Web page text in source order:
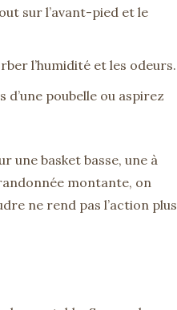
sur l’avant-pied et le
l’humidité et les odeurs.
poubelle ou aspirez
une basket basse, une à
montante, on
ne rend pas l’action plus